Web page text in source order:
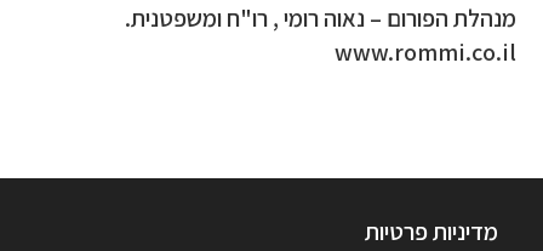
מנהלת הפורום – נאוה רומי , רו"ח ומשפטנית.
www.rommi.co.il
מדיניות פרטיות